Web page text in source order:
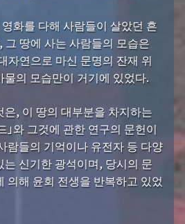
화를 다해 사람들이 살았던 흔
땅에 사는 사람들의 모습은
자연으로 마신 문명의 잔재 위
의 모습만이 거기에 있었다.
은, 이 땅의 대부분을 차지하는
」와 그것에 관한 연구의 문헌이
람들의 기억이나 유전자 등 다양
는 신기한 광석이며, 당시의 문
의해 윤회 전생을 반복하고 있었